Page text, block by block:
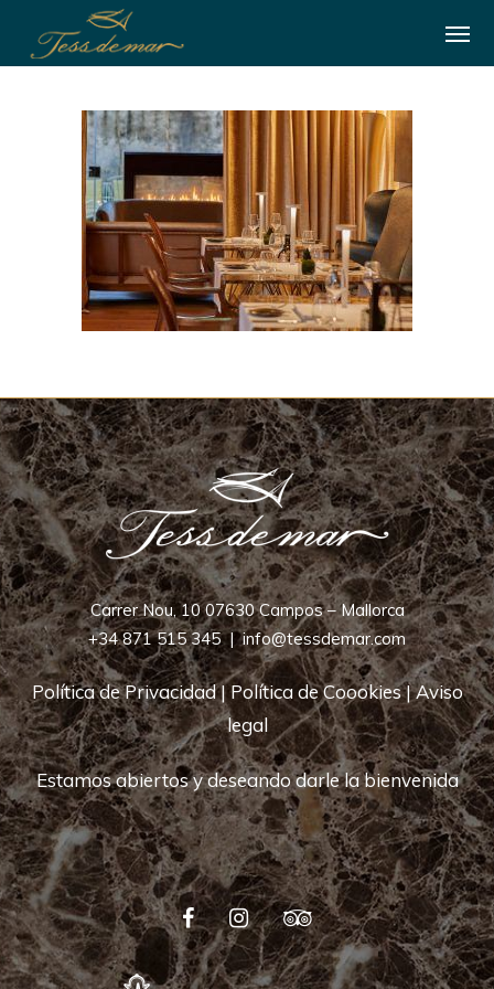
Carrer Nou, 10 07630 Campos – Mallorca
+34 871 515 345|info@tessdemar.com
Política de Privacidad| Política de Coookies|Aviso
legal
Estamos abiertos y deseando darle la bienvenida